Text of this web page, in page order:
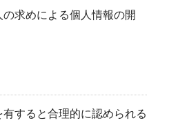
求めによる個人情報の開
すると合理的に認められる